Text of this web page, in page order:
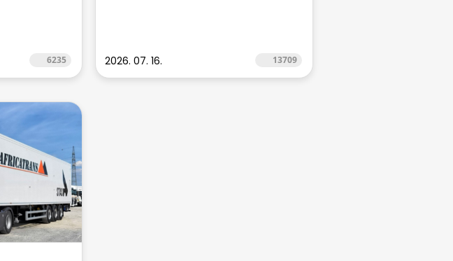
6235 2026. 07. 16. 13709